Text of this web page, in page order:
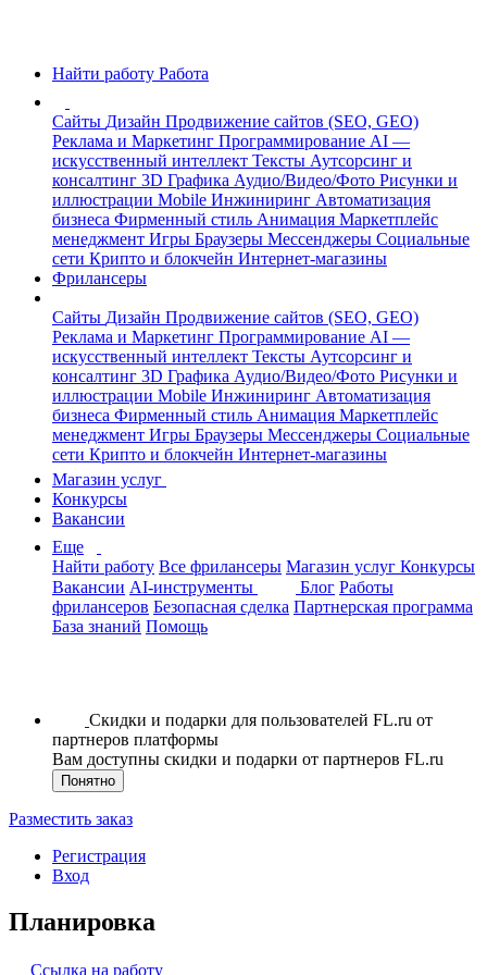
Найти работу Работа
Сайты Дизайн Продвижение сайтов (SEO, GEO)
Реклама и Маркетинг Программирование AI —
искусственный интеллект Тексты Аутсорсинг и
консалтинг 3D Графика Аудио/Видео/Фото Рисунки и
иллюстрации Mobile Инжиниринг Автоматизация
бизнеса Фирменный стиль Анимация Маркетплейс
менеджмент Игры Браузеры Мессенджеры Социальные
сети Крипто и блокчейн Интернет-магазины
Фрилансеры
Сайты Дизайн Продвижение сайтов (SEO, GEO)
Реклама и Маркетинг Программирование AI —
искусственный интеллект Тексты Аутсорсинг и
консалтинг 3D Графика Аудио/Видео/Фото Рисунки и
иллюстрации Mobile Инжиниринг Автоматизация
бизнеса Фирменный стиль Анимация Маркетплейс
менеджмент Игры Браузеры Мессенджеры Социальные
сети Крипто и блокчейн Интернет-магазины
Магазин услуг
Конкурсы
Вакансии
Еще
Найти работу Все фрилансеры Магазин услуг Конкурсы
Вакансии AI-инструменты Блог Работы
фрилансеров Безопасная сделка Партнерская программа
База знаний Помощь
Скидки и подарки для пользователей FL.ru от
партнеров платформы
Вам доступны скидки и подарки от партнеров FL.ru
Понятно
Разместить заказ
Регистрация
Вход
Планировка
Ссылка на работу